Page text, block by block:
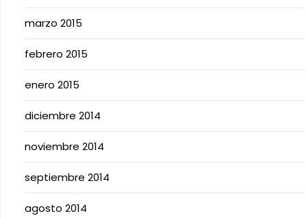
marzo 2015
febrero 2015
enero 2015
diciembre 2014
noviembre 2014
septiembre 2014
agosto 2014